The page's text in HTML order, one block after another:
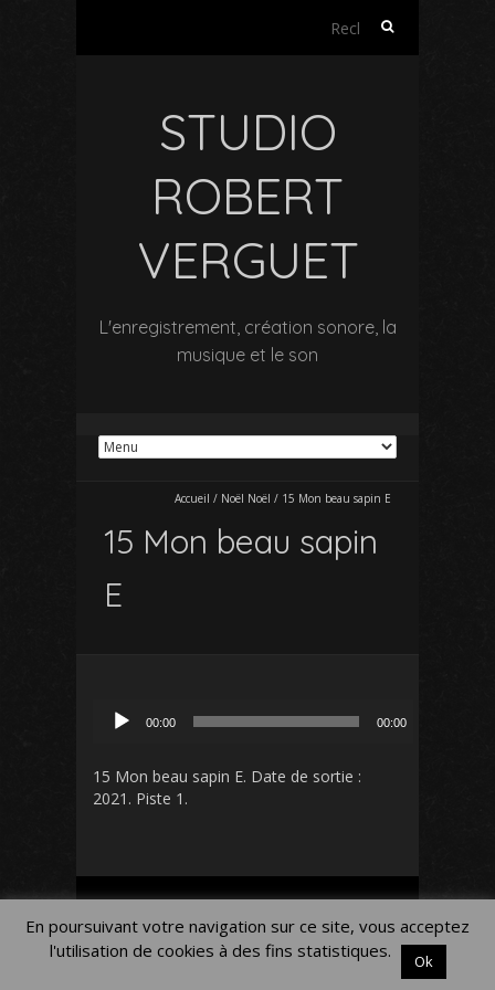
Rechercher :
STUDIO
ROBERT
VERGUET
L'enregistrement, création sonore, la
musique et le son
Accueil / Noël Noël / 15 Mon beau sapin E
15 Mon beau sapin
E
00:00 00:00
15 Mon beau sapin E. Date de sortie :
2021. Piste 1.
Mentions légales
En poursuivant votre navigation sur ce site, vous acceptez
l'utilisation de cookies à des fins statistiques.
Ok